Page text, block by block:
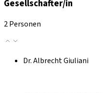
Gesellschafter/in
2 Personen
Dr. Albrecht Giuliani